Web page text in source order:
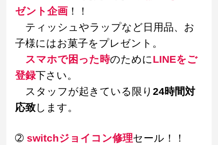
ゼント企画 ！！
ティッシュやラップなど日用品、お
子様にはお菓子をプレゼント。
スマホで困った時のために LINEをご
登録下さい。
スタッフが起きている限り 24時間対
応致します。
➁ switchジョイコン修理セール！！